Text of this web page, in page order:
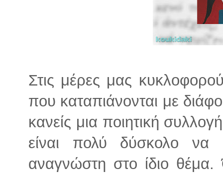
Στις μέρες μας
που καταπιάνονται με
κανείς μια ποιητική
είναι πολύ δύσκολο να
αναγνώστη στο ίδιο